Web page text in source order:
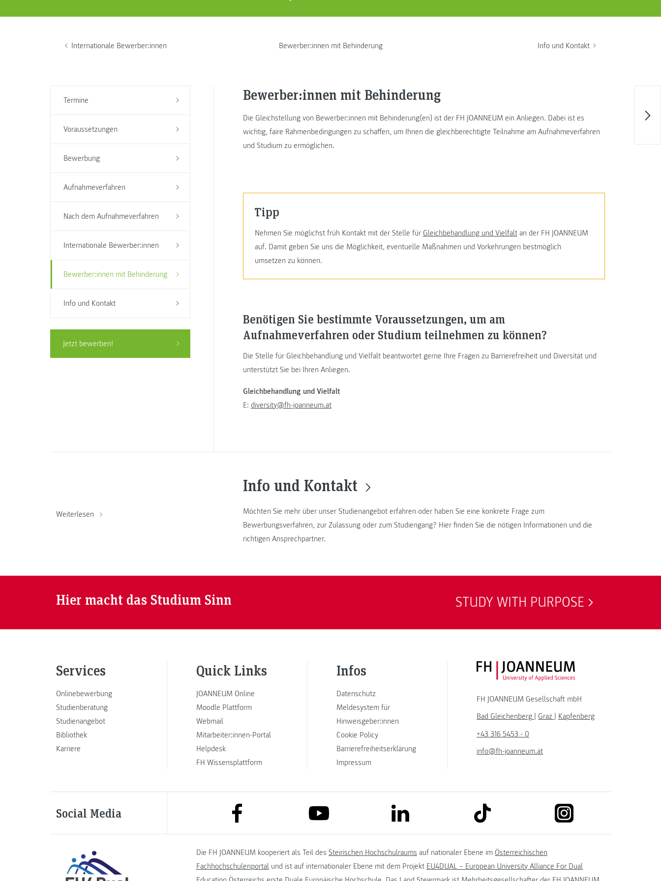
Internationale Bewerber:innen Bewerber:innen mit Behinderung Info und Kontakt
Termine
Voraussetzungen
Bewerbung
Aufnahmeverfahren
Nach dem Aufnahmeverfahren
Internationale Bewerber:innen
Bewerber:innen mit Behinderung
Info und Kontakt
Jetzt bewerben!
Bewerber:innen mit Behinderung
Die Gleichstellung von Bewerber:innen mit Behinderung(en) ist der FH JOANNEUM ein Anliegen. Dabei ist es
wichtig, faire Rahmenbedingungen zu schaffen, um Ihnen die gleichberechtigte Teilnahme am Aufnahmeverfahren
und Studium zu ermöglichen.
Tipp
Nehmen Sie möglichst früh Kontakt mit der Stelle für Gleichbehandlung und Vielfaltan der FH JOANNEUM
auf. Damit geben Sie uns die Möglichkeit, eventuelle Maßnahmen und Vorkehrungen bestmöglich
umsetzen zu können.
Benötigen Sie bestimmte Voraussetzungen, um am
Aufnahmeverfahren oder Studium teilnehmen zu können?
Die Stelle für Gleichbehandlung und Vielfalt beantwortet gerne Ihre Fragen zu Barrierefreiheit und Diversität und
unterstützt Sie bei Ihren Anliegen.
Gleichbehandlung und Vielfalt
E: diversity@fh-joanneum.at
Weiterlesen
Info und Kontakt
Möchten Sie mehr über unser Studienangebot erfahren oder haben Sie eine konkrete Frage zum
Bewerbungsverfahren, zur Zulassung oder zum Studiengang? Hier finden Sie die nötigen Informationen und die
richtigen Ansprechpartner.
Hier macht das Studium Sinn STUDY WITH PURPOSE
Services
Onlinebewerbung
Studienberatung
Studienangebot
Bibliothek
Karriere
Quick Links
JOANNEUM Online
Moodle Plattform
Webmail
Mitarbeiter:innen-Portal
Helpdesk
FH Wissensplattform
Infos
Datenschutz
Meldesystem für
Hinweisgeber:innen
Cookie Policy
Barrierefreiheitserklärung
Impressum
FH JOANNEUM Logo
FH JOANNEUM Gesellschaft mbH
Bad Gleichenberg
Graz
Kapfenberg
+43 316 5453 - 0
info@fh-joanneum.at
Social Media link to facebook link to youtube link to linkedin link to tiktok link to instagram
Die FH JOANNEUM kooperiert als Teil des Steirischen Hochschulraums auf nationaler Ebene im Österreichischen
Fachhochschulenportal und ist auf internationaler Ebene mit dem Projekt EU4DUAL – European University Alliance For Dual